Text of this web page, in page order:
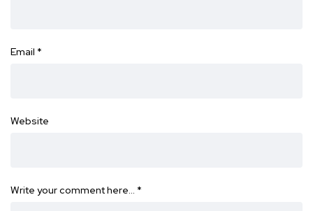
Email *
Website
Write your comment here… *